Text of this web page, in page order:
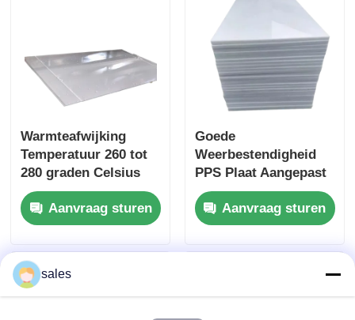
Warmteafwijking
Temperatuur 260 tot
280 graden Celsius
Polyphenyleensulfide
Board Natuurlijk
beige lichtbruine
plastic plaat
Aanvraag sturen
Goede
Weerbestendigheid
PPS Plaat Aangepast
UL94 V0
Vlamvertragendheid
Aanbevolen voor
Aanvraag sturen
sales